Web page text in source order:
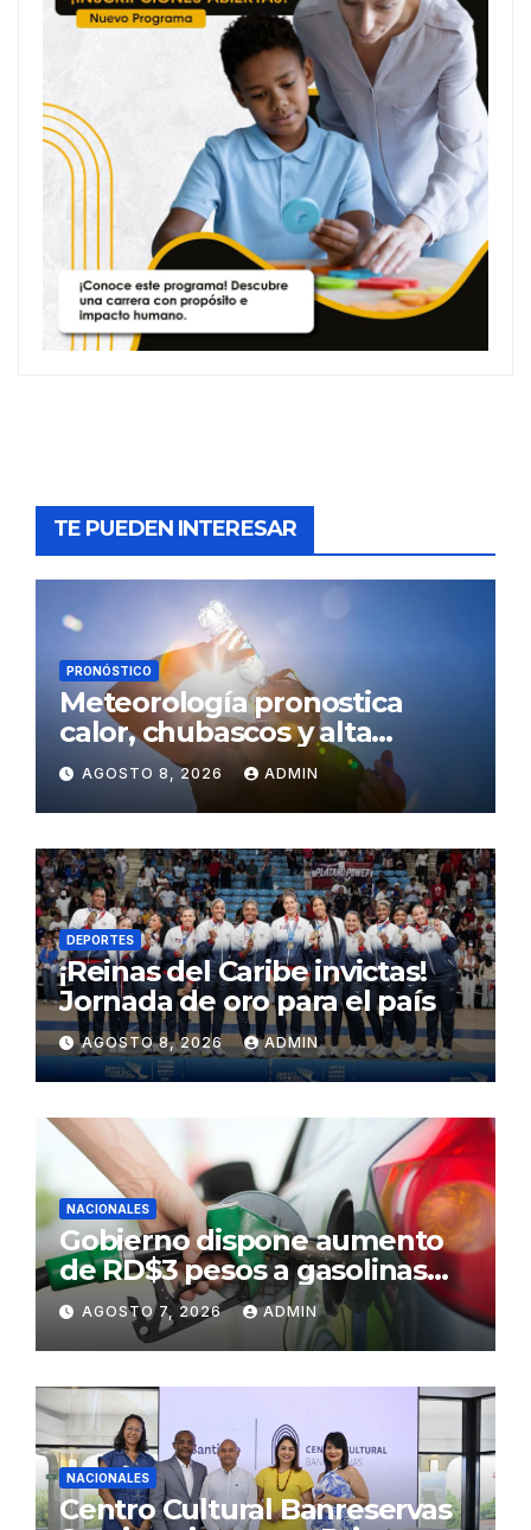
TE PUEDEN INTERESAR
PRONÓSTICO
Meteorología pronostica
calor, chubascos y alta
concentración de polvo del
Sahara para este sábado
AGOSTO 8, 2026 ADMIN
DEPORTES
¡Reinas del Caribe invictas!
Jornada de oro para el país
AGOSTO 8, 2026 ADMIN
NACIONALES
Gobierno dispone aumento
de RD$3 pesos a gasolinas
premium y regular
AGOSTO 7, 2026 ADMIN
NACIONALES
Centro Cultural Banreservas